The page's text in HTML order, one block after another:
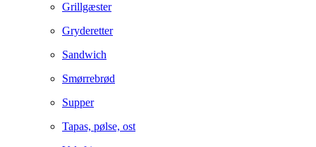
Grillgæster
Gryderetter
Sandwich
Smørrebrød
Supper
Tapas, pølse, ost